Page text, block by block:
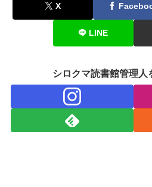
X
LINE
シロクマ読書館管理人